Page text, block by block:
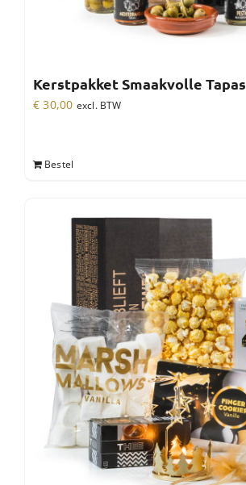
Kerstpakket Smaakvolle Tapas
€ 30,00 excl. BTW
Bestel